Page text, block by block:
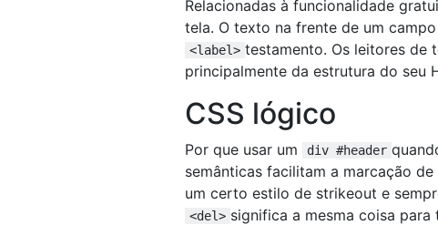
Relacionadas à funcionalidade
tela. O texto na frente de um
<label> testamento. Os leitores de
principalmente da estrutura do seu
CSS lógico
Por que usar um div #header
semânticas facilitam a marcação
um certo estilo de strikeout e
<del> significa a mesma coisa